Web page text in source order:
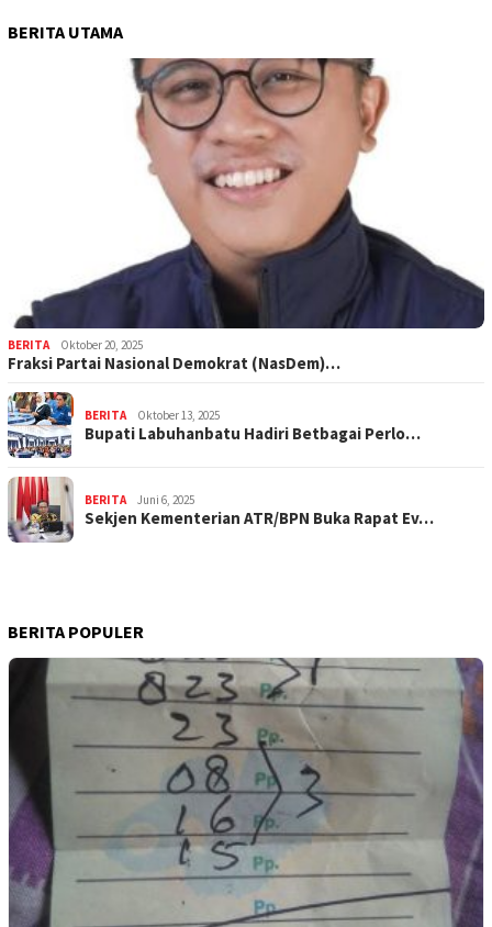
BERITA UTAMA
BERITA Oktober 20, 2025
Fraksi Partai Nasional Demokrat (NasDem)…
BERITA Oktober 13, 2025
Bupati Labuhanbatu Hadiri Betbagai Perlo…
BERITA Juni 6, 2025
Sekjen Kementerian ATR/BPN Buka Rapat Ev…
BERITA POPULER